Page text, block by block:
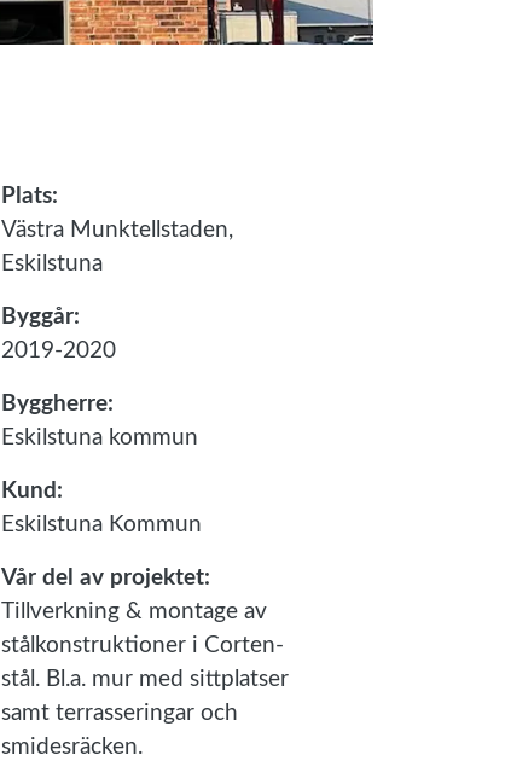
Plats:
Västra Munktellstaden,
Eskilstuna
Byggår:
2019-2020
Byggherre:
Eskilstuna kommun
Kund:
Eskilstuna Kommun
Vår del av projektet:
Tillverkning & montage av
stålkonstruktioner i Corten-
stål. Bl.a. mur med sittplatser
samt terrasseringar och
smidesräcken.